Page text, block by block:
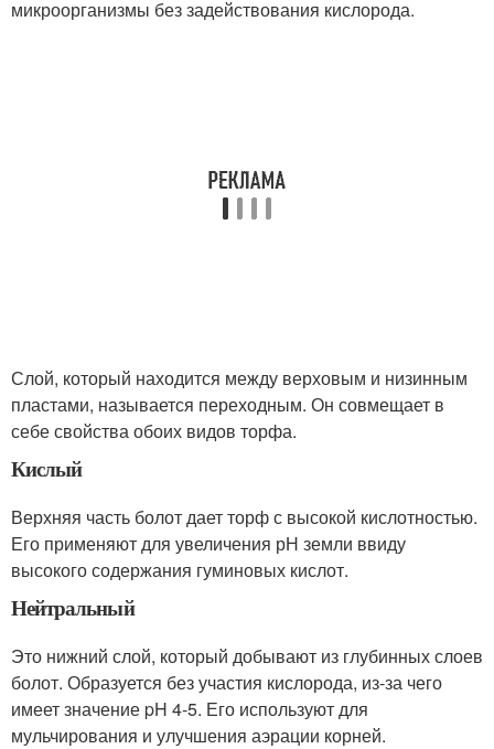
микроорганизмы без задействования кислорода.
Слой, который находится между верховым и низинным
пластами, называется переходным. Он совмещает в
себе свойства обоих видов торфа.
Кислый
Верхняя часть болот дает торф с высокой кислотностью.
Его применяют для увеличения рН земли ввиду
высокого содержания гуминовых кислот.
Нейтральный
Это нижний слой, который добывают из глубинных слоев
болот. Образуется без участия кислорода, из-за чего
имеет значение pH 4-5. Его используют для
мульчирования и улучшения аэрации корней.